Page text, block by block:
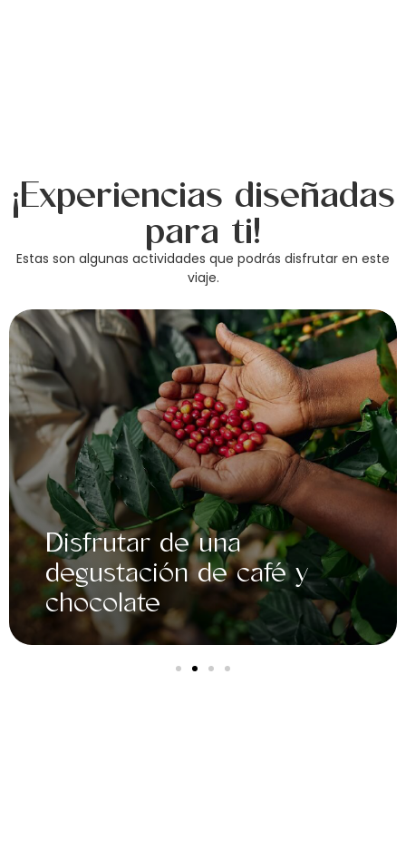
¡Experiencias diseñadas
para ti!
Estas son algunas actividades que podrás disfrutar en este
viaje.
de una
de café y